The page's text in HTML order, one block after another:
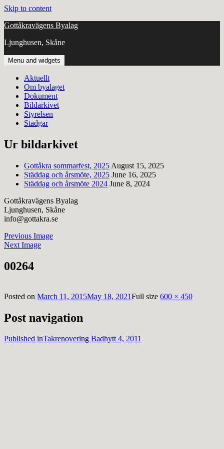
Skip to content
Gottåkravägens Byalag
Ljunghusen, Skåne
Menu and widgets
Aktuellt
Om byalaget
Dokument
Bildarkivet
Styrelsen
Stadgar
Ur bildarkivet
Gottåkra sommarfest, 2025 August 15, 2025
Städdag och årsmöte, 2025 June 16, 2025
Städdag och årsmöte 2024 June 8, 2024
Gottåkravägens Byalag
Ljunghusen, Skåne
info@gottakra.se
Previous Image
Next Image
00264
Posted on March 11, 2015May 18, 2021Full size 600 × 450
Post navigation
Published inTakrenovering Badhytt 4, 2011